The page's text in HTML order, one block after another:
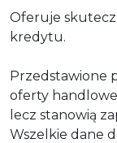
Oferuje
kredytu.
Przedstawione
oferty
lecz stanowią
Wszelkie dane